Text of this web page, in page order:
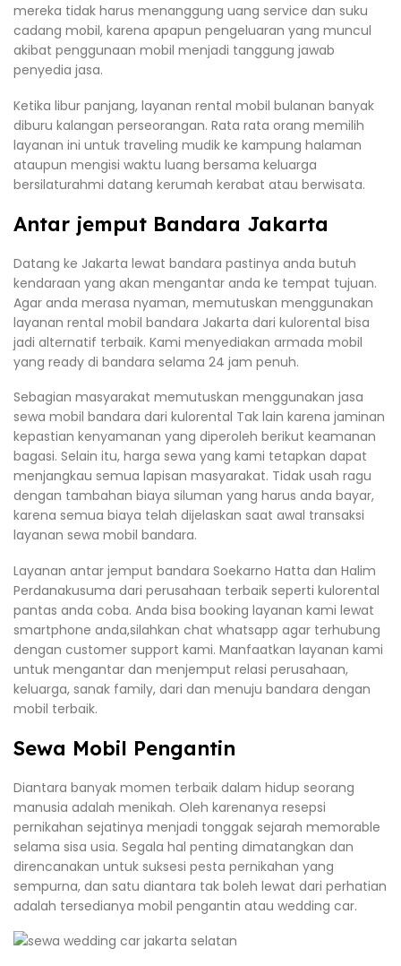
mereka tidak harus menanggung uang service dan suku
cadang mobil, karena apapun pengeluaran yang muncul
akibat penggunaan mobil menjadi tanggung jawab
penyedia jasa.
Ketika libur panjang, layanan rental mobil bulanan banyak
diburu kalangan perseorangan. Rata rata orang memilih
layanan ini untuk traveling mudik ke kampung halaman
ataupun mengisi waktu luang bersama keluarga
bersilaturahmi datang kerumah kerabat atau berwisata.
Antar jemput Bandara Jakarta
Datang ke Jakarta lewat bandara pastinya anda butuh
kendaraan yang akan mengantar anda ke tempat tujuan.
Agar anda merasa nyaman, memutuskan menggunakan
layanan rental mobil bandara Jakarta dari kulorental bisa
jadi alternatif terbaik. Kami menyediakan armada mobil
yang ready di bandara selama 24 jam penuh.
Sebagian masyarakat memutuskan menggunakan jasa
sewa mobil bandara dari kulorental Tak lain karena jaminan
kepastian kenyamanan yang diperoleh berikut keamanan
bagasi. Selain itu, harga sewa yang kami tetapkan dapat
menjangkau semua lapisan masyarakat. Tidak usah ragu
dengan tambahan biaya siluman yang harus anda bayar,
karena semua biaya telah dijelaskan saat awal transaksi
layanan sewa mobil bandara.
Layanan antar jemput bandara Soekarno Hatta dan Halim
Perdanakusuma dari perusahaan terbaik seperti kulorental
pantas anda coba. Anda bisa booking layanan kami lewat
smartphone anda,silahkan chat whatsapp agar terhubung
dengan customer support kami. Manfaatkan layanan kami
untuk mengantar dan menjemput relasi perusahaan,
keluarga, sanak family, dari dan menuju bandara dengan
mobil terbaik.
Sewa Mobil Pengantin
Diantara banyak momen terbaik dalam hidup seorang
manusia adalah menikah. Oleh karenanya resepsi
pernikahan sejatinya menjadi tonggak sejarah memorable
selama sisa usia. Segala hal penting dimatangkan dan
direncanakan untuk suksesi pesta pernikahan yang
sempurna, dan satu diantara tak boleh lewat dari perhatian
adalah tersedianya mobil pengantin atau wedding car.